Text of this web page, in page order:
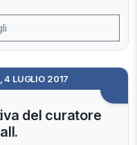
4 LUGLIO 2017
del curatore